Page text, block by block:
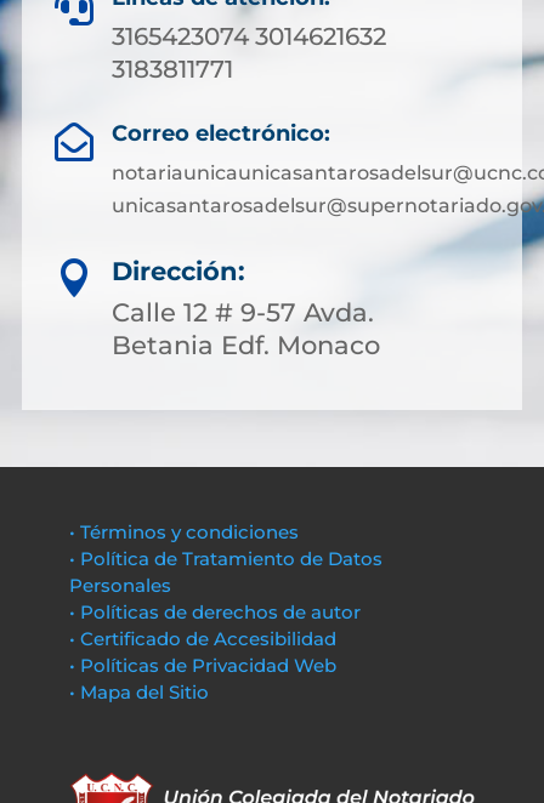
3165423074 3014621632
3183811771
 Correo electrónico:

Dirección:
Calle 12 # 9-57 Avda.
Betania Edf. Monaco
• Términos y condiciones
• Política de Tratamiento de Datos
Personales
• Políticas de derechos de autor
• Certificado de Accesibilidad
• Políticas de Privacidad Web
• Mapa del Sitio